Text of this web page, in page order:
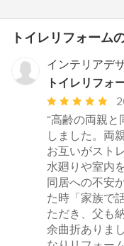
トイレリフォーム
インテリアデ
トイレリフォ
平
均
評
価：
5
つ
星
中
星
5
“高齢の両親
しました。両
お互いがスト
水廻りや室内
同居への不安
た時「家族で
ただき、父も
余曲折ありま